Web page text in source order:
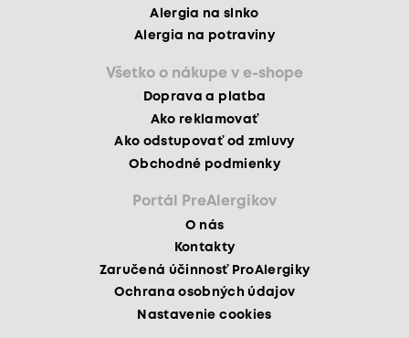
Alergia na slnko
Alergia na potraviny
Všetko o nákupe v e-shope
Doprava a platba
Ako reklamovať
Ako odstupovať od zmluvy
Obchodné podmienky
Portál PreAlergikov
O nás
Kontakty
Zaručená účinnosť ProAlergiky
Ochrana osobných údajov
Nastavenie cookies